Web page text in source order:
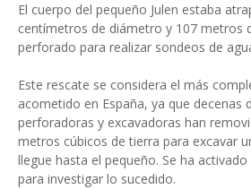
El cuerpo del pequeño Julen estaba
centímetros de diámetro y 107 metros
perforado para realizar sondeos de
Este rescate se considera el más
acometido en España, ya que decenas
perforadoras y excavadoras han
metros cúbicos de tierra para excavar
llegue hasta el pequeño. Se ha activado
para investigar lo sucedido.